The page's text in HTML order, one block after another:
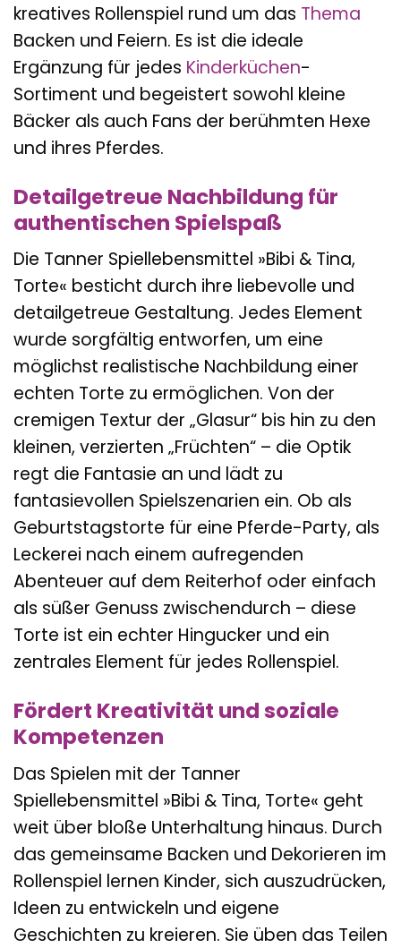
kreatives Rollenspiel rund um das Thema
Backen und Feiern. Es ist die ideale
Ergänzung für jedes Kinderküchen-
Sortiment und begeistert sowohl kleine
Bäcker als auch Fans der berühmten Hexe
und ihres Pferdes.
Detailgetreue Nachbildung für
authentischen Spielspaß
Die Tanner Spiellebensmittel »Bibi & Tina,
Torte« besticht durch ihre liebevolle und
detailgetreue Gestaltung. Jedes Element
wurde sorgfältig entworfen, um eine
möglichst realistische Nachbildung einer
echten Torte zu ermöglichen. Von der
cremigen Textur der „Glasur“ bis hin zu den
kleinen, verzierten „Früchten“ – die Optik
regt die Fantasie an und lädt zu
fantasievollen Spielszenarien ein. Ob als
Geburtstagstorte für eine Pferde-Party, als
Leckerei nach einem aufregenden
Abenteuer auf dem Reiterhof oder einfach
als süßer Genuss zwischendurch – diese
Torte ist ein echter Hingucker und ein
zentrales Element für jedes Rollenspiel.
Fördert Kreativität und soziale
Kompetenzen
Das Spielen mit der Tanner
Spiellebensmittel »Bibi & Tina, Torte« geht
weit über bloße Unterhaltung hinaus. Durch
das gemeinsame Backen und Dekorieren im
Rollenspiel lernen Kinder, sich auszudrücken,
Ideen zu entwickeln und eigene
Geschichten zu kreieren. Sie üben das Teilen